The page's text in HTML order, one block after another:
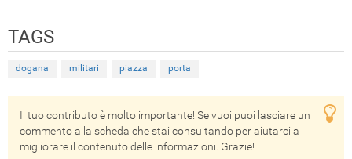
TAGS
dogana militari piazza porta
Il tuo contributo è molto importante! Se vuoi puoi lasciare un
commento alla scheda che stai consultando per aiutarci a
migliorare il contenuto delle informazioni. Grazie!